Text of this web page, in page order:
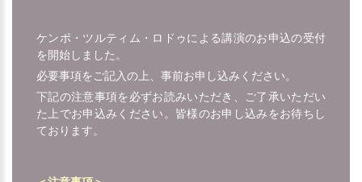
ケンポ・ツルティム・ロドゥによる講演のお申込の受付
を開始しました。
必要事項をご記入の上、事前お申し込みください。
下記の注意事項を必ずお読みいただき、ご了承いただい
た上でお申込みください。皆様のお申し込みをお待ちし
ております。